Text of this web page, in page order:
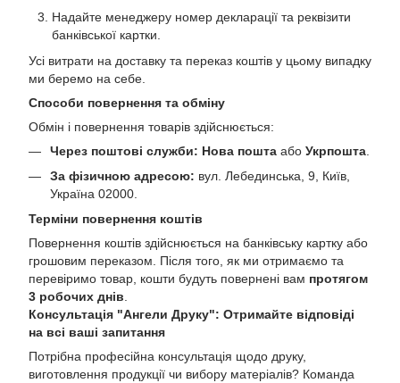
Надайте менеджеру номер декларації та реквізити
банківської картки.
Усі витрати на доставку та переказ коштів у цьому випадку
ми беремо на себе.
Способи повернення та обміну
Обмін і повернення товарів здійснюється:
Через поштові служби: Нова пошта або Укрпошта
За фізичною адресою: вул. Лебединська, 9, Київ,
Україна 02000.
Терміни повернення коштів
Повернення коштів здійснюється на банківську картку або
грошовим переказом. Після того, як ми отримаємо та
перевіримо товар, кошти будуть повернені вам протягом
3 робочих днів.
Консультація "Ангели Друку": Отримайте відповіді
на всі ваші запитання
Потрібна професійна консультація щодо друку,
виготовлення продукції чи вибору матеріалів? Команда